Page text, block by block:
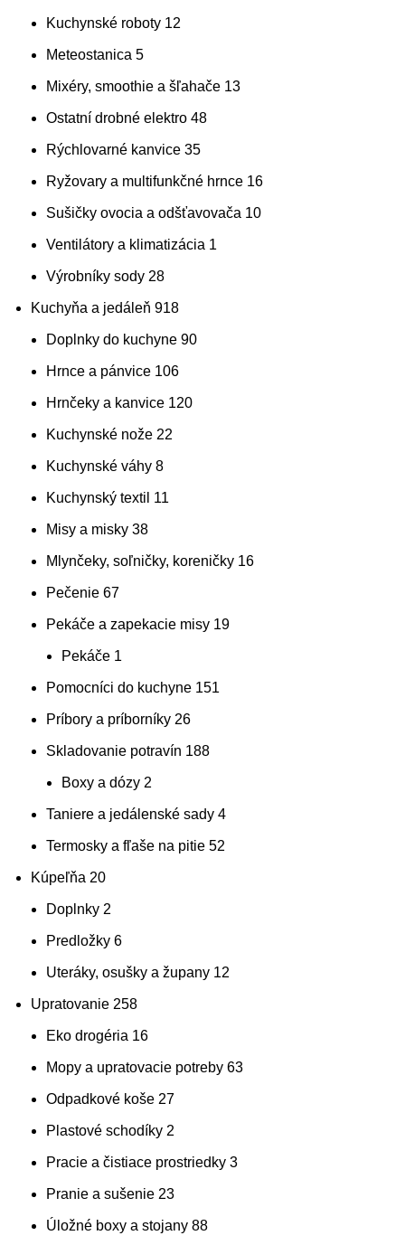
Kuchynské roboty 12
Meteostanica 5
Mixéry, smoothie a šľahače 13
Ostatní drobné elektro 48
Rýchlovarné kanvice 35
Ryžovary a multifunkčné hrnce 16
Sušičky ovocia a odšťavovača 10
Ventilátory a klimatizácia 1
Výrobníky sody 28
Kuchyňa a jedáleň 918
Doplnky do kuchyne 90
Hrnce a pánvice 106
Hrnčeky a kanvice 120
Kuchynské nože 22
Kuchynské váhy 8
Kuchynský textil 11
Misy a misky 38
Mlynčeky, soľničky, koreničky 16
Pečenie 67
Pekáče a zapekacie misy 19
Pekáče 1
Pomocníci do kuchyne 151
Príbory a príborníky 26
Skladovanie potravín 188
Boxy a dózy 2
Taniere a jedálenské sady 4
Termosky a fľaše na pitie 52
Kúpeľňa 20
Doplnky 2
Predložky 6
Uteráky, osušky a župany 12
Upratovanie 258
Eko drogéria 16
Mopy a upratovacie potreby 63
Odpadkové koše 27
Plastové schodíky 2
Pracie a čistiace prostriedky 3
Pranie a sušenie 23
Úložné boxy a stojany 88